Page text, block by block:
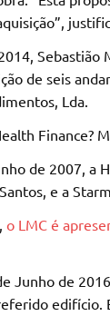
Sebastião
de seis
Lda.
Finance?
de 2007, a
e a
o LMC é
Junho de
edifício.